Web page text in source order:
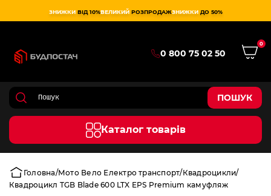
ЗНИЖКИ ВІД 10%ВЕЛИКИЙ РОЗПРОДАЖЗНИЖКИ ДО 50%
0 800 75 02 50
0
ПОШУК
Каталог товарів
Головна Мото Вело Електро транспорт Квадроцикли
Квадроцикл TGB Blade 600 LTX EPS Premium камуфляж